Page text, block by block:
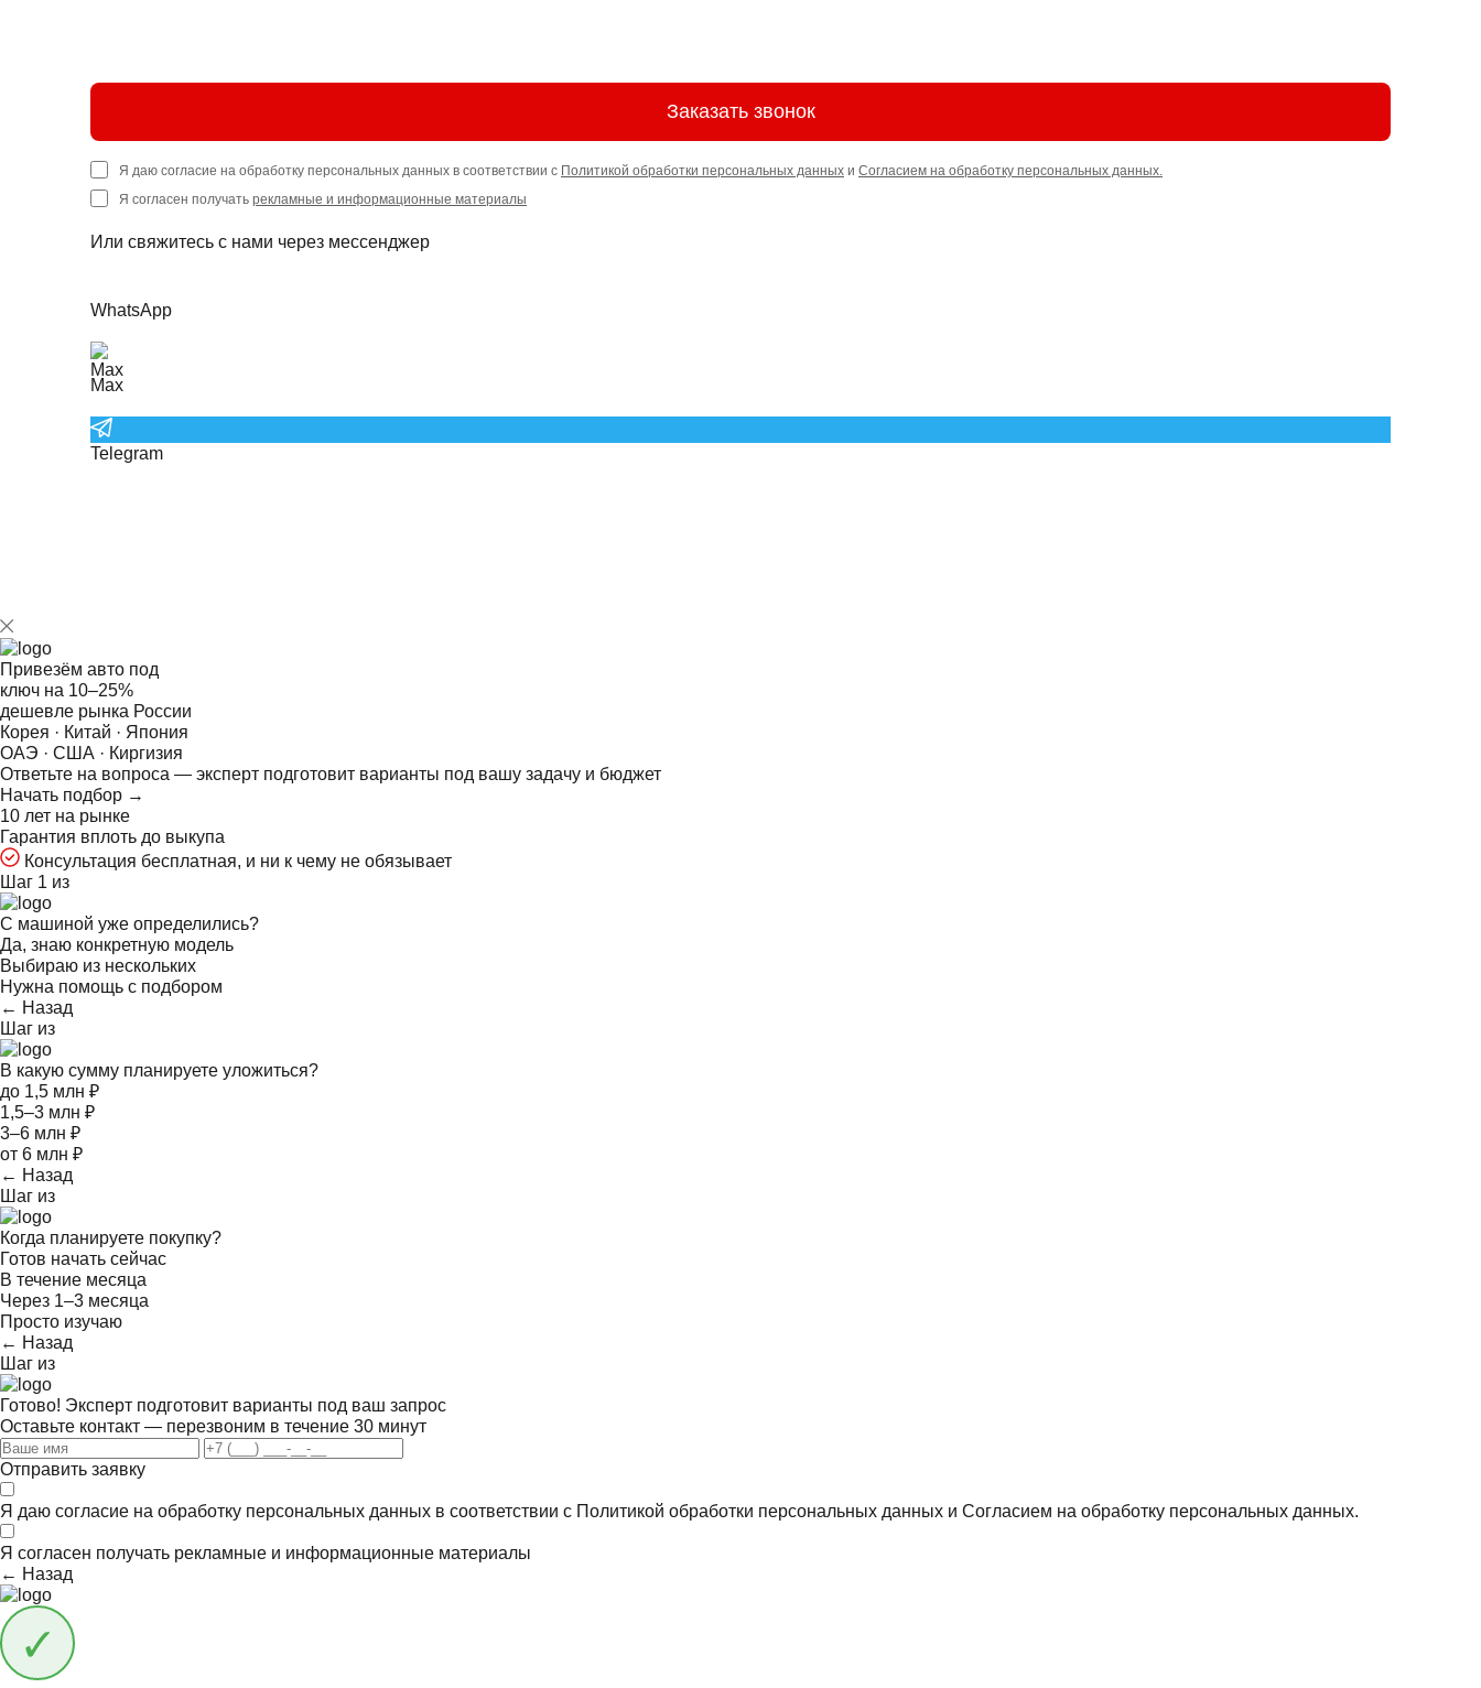
Заказать звонок
Я даю согласие на обработку персональных данных в соответствии с Политикой обработки персональных данных и Согласием на обработку персональных данных.
Я согласен получать рекламные и информационные материалы
Или свяжитесь с нами через мессенджер
WhatsApp
Max
Telegram
Привезём авто под
ключ на 10–25%
дешевле рынка России
Корея · Китай · Япония
ОАЭ · США · Киргизия
Ответьте на вопроса — эксперт подготовит варианты под вашу задачу и бюджет
Начать подбор →
10 лет на рынке
Гарантия вплоть до выкупа
Консультация бесплатная, и ни к чему не обязывает
Шаг 1 из
С машиной уже определились?
Да, знаю конкретную модель
Выбираю из нескольких
Нужна помощь с подбором
← Назад
Шаг из
В какую сумму планируете уложиться?
до 1,5 млн ₽
1,5–3 млн ₽
3–6 млн ₽
от 6 млн ₽
← Назад
Шаг из
Когда планируете покупку?
Готов начать сейчас
В течение месяца
Через 1–3 месяца
Просто изучаю
← Назад
Шаг из
Готово! Эксперт подготовит варианты под ваш запрос
Оставьте контакт — перезвоним в течение 30 минут
Отправить заявку
Я даю согласие на обработку персональных данных в соответствии с Политикой обработки персональных данных и Согласием на обработку персональных данных.
Я согласен получать рекламные и информационные материалы
← Назад